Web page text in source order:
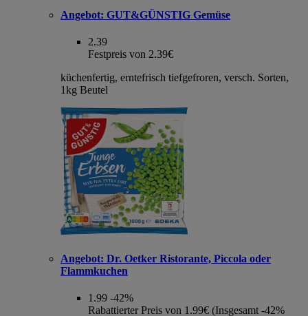
Angebot: GUT&GÜNSTIG Gemüse
2.39
Festpreis von 2.39€
küchenfertig, erntefrisch tiefgefroren, versch. Sorten,
1kg Beutel
Angebot: Dr. Oetker Ristorante, Piccola oder
Flammkuchen
1.99 -42%
Rabattierter Preis von 1.99€ (Insgesamt -42%